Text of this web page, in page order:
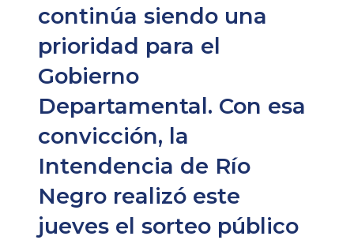
continúa siendo una
prioridad para el
Gobierno
Departamental. Con esa
convicción, la
Intendencia de Río
Negro realizó este
jueves el sorteo público